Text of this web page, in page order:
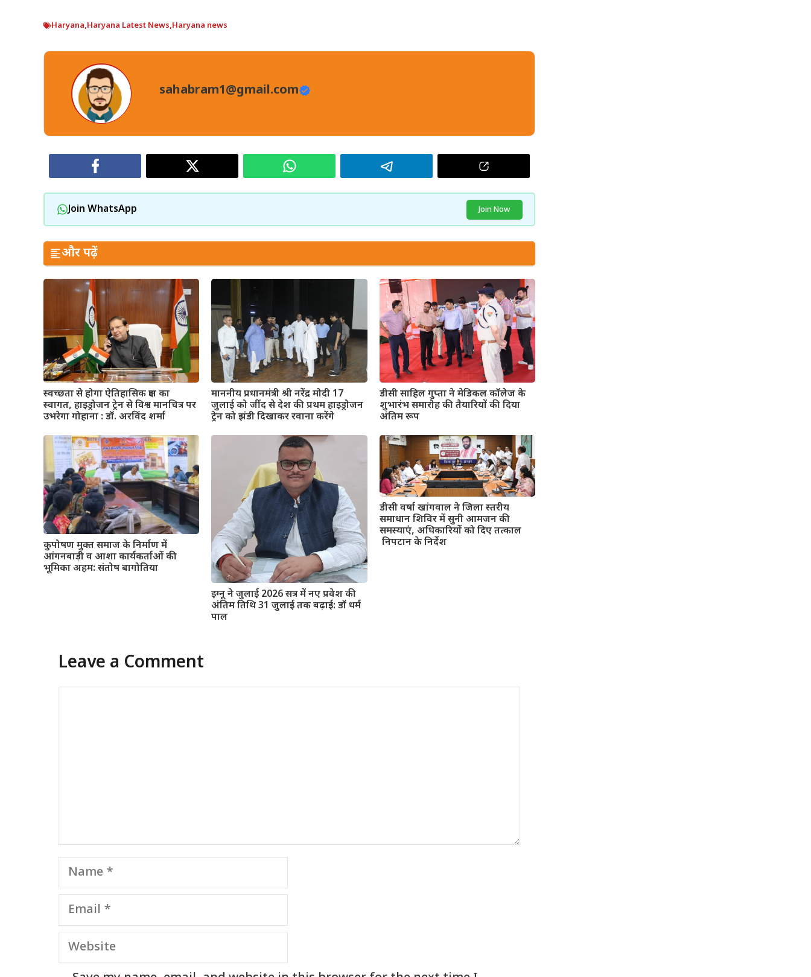
Haryana,Haryana Latest News,Haryana news
sahabram1@gmail.com
Join WhatsApp Join Now
और पढ़ें
स्वच्छता से होगा ऐतिहासिक क्षण का
स्वागत, हाइड्रोजन ट्रेन से विश्व मानचित्र पर
उभरेगा गोहाना : डॉ. अरविंद शर्मा
माननीय प्रधानमंत्री श्री नरेंद्र मोदी 17
जुलाई को जींद से देश की प्रथम हाइड्रोजन
ट्रेन को झंडी दिखाकर रवाना करेंगे
डीसी साहिल गुप्ता ने मेडिकल कॉलेज के
शुभारंभ समारोह की तैयारियों की दिया
अंतिम रूप
कुपोषण मुक्त समाज के निर्माण में
आंगनबाड़ी व आशा कार्यकर्ताओं की
भूमिका अहम: संतोष बागोतिया
इग्नू ने जुलाई 2026 सत्र में नए प्रवेश की
अंतिम तिथि 31 जुलाई तक बढ़ाई: डॉ धर्म
पाल
डीसी वर्षा खांगवाल ने जिला स्तरीय
समाधान शिविर में सुनी आमजन की
समस्याएं, अधिकारियों को दिए तत्काल
निपटान के निर्देश
Leave a Comment
Name
Email
Website